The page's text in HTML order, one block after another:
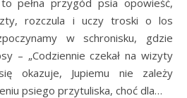
rozczula i uczy troski o los
w schronisku, gdzie
– „Codziennie czekał na wizyty
okazuje, Jupiemu nie zależy
psiego przytuliska, choć dla…